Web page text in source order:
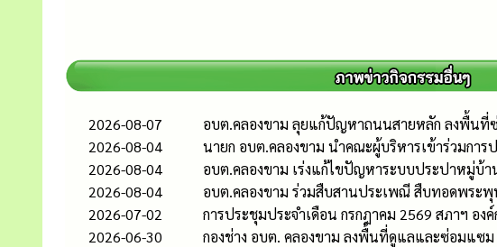
2026-08-07
อบต.คลองขาม ลุยแก้ปัญหาถนนสายหลัก ลงพื้นที่
2026-08-04
นายก อบต.คลองขาม นำคณะผู้บริหารเข้าร่วมกา
2026-08-04
อบต.คลองขาม เร่งแก้ไขปัญหาระบบประปาหมู่บ้
2026-08-04
อบต.คลองขาม ร่วมสืบสานประเพณี สืบทอดพระพุ
2026-07-02
การประชุมประจำเดือน กรกฎาคม 2569 สภาฯ อง
2026-06-30
กองช่าง อบต. คลองขาม ลงพื้นที่ดูแลและซ่อมแซ